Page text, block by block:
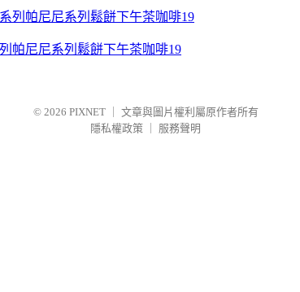
帕尼尼系列鬆餅下午茶咖啡19
© 2026 PIXNET
文章與圖片權利屬原作者所有
隱私權政策
服務聲明